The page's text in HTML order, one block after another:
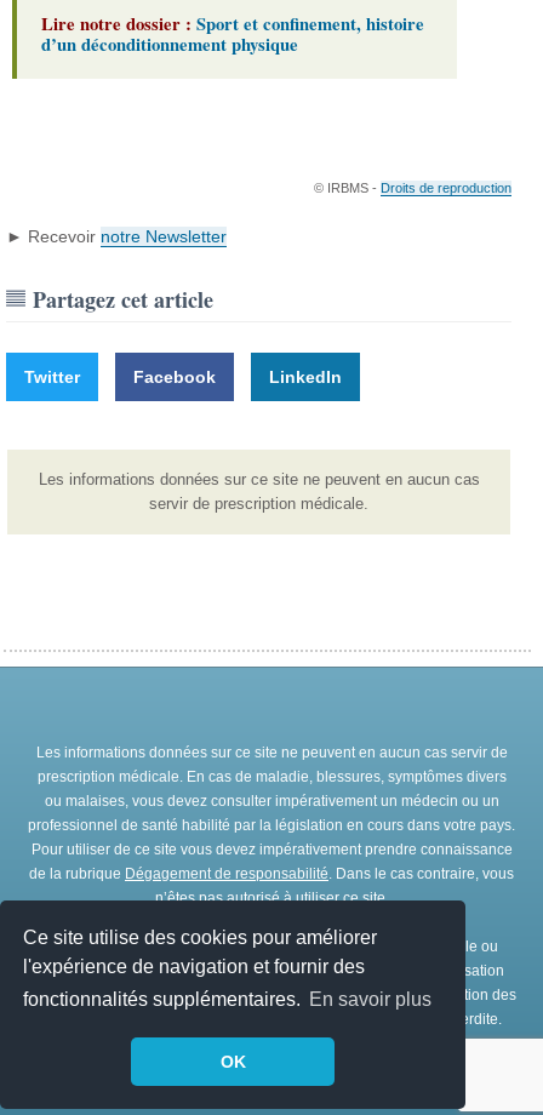
Ce site utilise des cookies pour améliorer
l'expérience de navigation et fournir des
fonctionnalités supplémentaires. En savoir plus
OK
Lire notre dossier : Sport et confinement, histoire
d’un déconditionnement physique
© IRBMS - Droits de reproduction
► Recevoir notre Newsletter
Partagez cet article
Twitter Facebook LinkedIn
Les informations données sur ce site ne peuvent en aucun cas
servir de prescription médicale.
Les informations données sur ce site ne peuvent en aucun cas servir de
prescription médicale. En cas de maladie, blessures, symptômes divers
ou malaises, vous devez consulter impérativement un médecin ou un
professionnel de santé habilité par la législation en cours dans votre pays.
Pour utiliser de ce site vous devez impérativement prendre connaissance
de la rubrique Dégagement de responsabilité . Dans le cas contraire, vous
n’êtes pas autorisé à utiliser ce site.
Toute représentation et/ou reproduction et/ou exploitation partielle ou
totale de ce site, par quelques procédés que ce soit, sans l’autorisation
expresse et préalable de l’association IRBMS est interdite. L’utilisation des
ressources de ce site à des fins commerciales est strictement interdite.
© Copyright 1979 - 2026. Tous droits réservés